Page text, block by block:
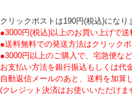
クリックポストは190円(税込)になり
●3000円(税込)以上のお買い上げで送
●送料無料での発送方法はクリック
●3000円以上のご購入で、宅急便な
お支払い方法を銀行振込もしくは代
自動返信メールのあと、送料を加算
(クレジット決済はお使いいただけ